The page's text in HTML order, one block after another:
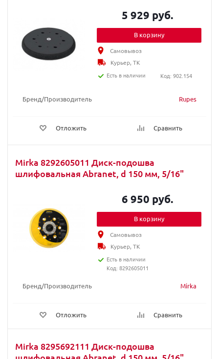
Бренд/Производитель Rupes
Отложить Сравнить
5 929 руб.
В корзину
Самовывоз
Курьер, ТК
Есть в наличии
Код: 902.154
Mirka 8292605011 Диск-подошва
шлифовальная Abranet, d 150 мм, 5/16"
Бренд/Производитель Mirka
Отложить Сравнить
6 950 руб.
В корзину
Самовывоз
Курьер, ТК
Есть в наличии
Код: 8292605011
Mirka 8295692111 Диск-подошва